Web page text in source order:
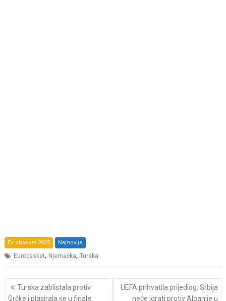
Evrobasket 2025 Najnovije
Eurobasket, Njemačka,Turska
Post
navigation
Turska zablistala protiv
Grčke i plasirala se u finale
UEFA prihvatila prijedlog: Srbija
neće igrati protiv Albanije u